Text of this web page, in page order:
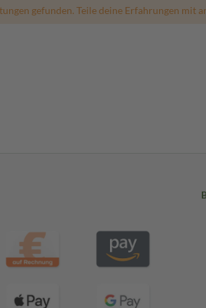
gefunden. Teile deine Erfahrungen mit